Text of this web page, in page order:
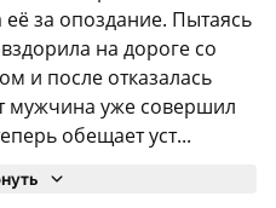
её за опоздание. Пытаясь
на дороге со
и после отказалась
мужчина уже совершил
обещает уст...